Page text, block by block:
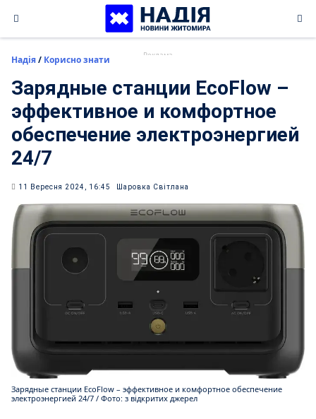
content
Надія/ Корисно знати
Зарядные станции EcoFlow –
эффективное и комфортное
обеспечение электроэнергией
24/7
11 Вересня 2024, 16:45 Шаровка Світлана
Зарядные станции EcoFlow – эффективное и комфортное обеспечение
электроэнергией 24/7 / Фото: з відкритих джерел